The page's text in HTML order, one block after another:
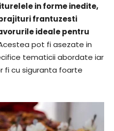
in forme inedite,
frantuzesti
ideale pentru
pot fi asezate in
tematicii abordate iar
fi cu siguranta foarte